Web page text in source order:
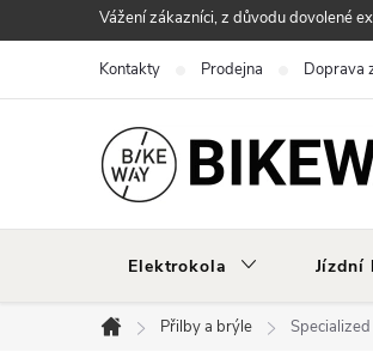
na
Vážení zákazníci, z důvodu dovolené
Kontakty Prodejna Doprava
Elektrokola Jízdní
Domů
Přilby a brýle